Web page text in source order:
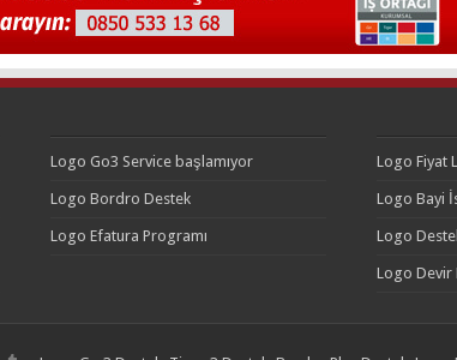
Logo Go3 Service başlamıyor
Logo Bordro Destek
Logo Efatura Programı
Logo Fiyat
Logo Bayi
Logo
Logo Devir